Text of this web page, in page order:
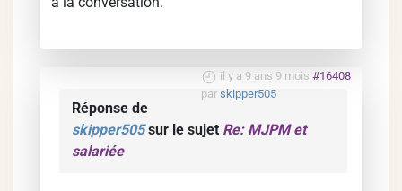
il y a 9 ans 9 mois #16408
par skipper505
Réponse de
skipper505sur le sujet Re: MJPM et
salariée